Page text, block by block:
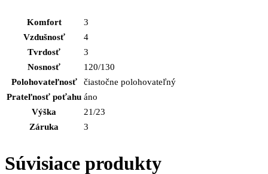
Komfort
3
Vzdušnosť
4
Tvrdosť
3
Nosnosť
120/130
Polohovateľnosť
čiastočne polohovateľný
Prateľnosť poťahu áno
Výška
21/23
Záruka
3
Súvisiace produkty